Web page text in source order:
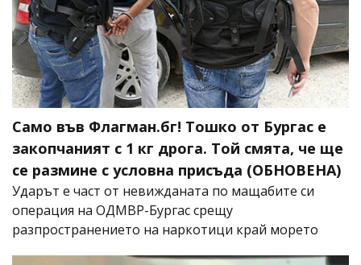
Само във Флагман.бг! Тошко от Бургас е
закопчаният с 1 кг дрога. Той смята, че ще
се размине с условна присъда (ОБНОВЕНА)
Ударът е част от невижданата по мащабите си
операция на ОДМВР-Бургас срещу
разпространението на наркотици край морето